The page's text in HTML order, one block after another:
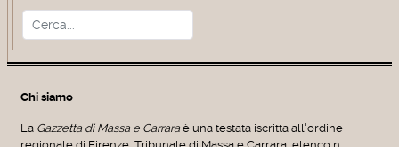
Cerca Type 2 or more characters for
Chi siamo
La Gazzetta di Massa e Carraraè una testata iscritta all'ordine